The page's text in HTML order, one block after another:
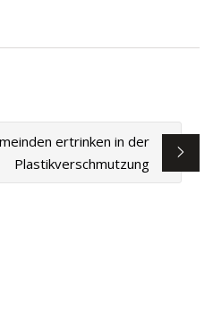
ertrinken in der
Plastikverschmutzung